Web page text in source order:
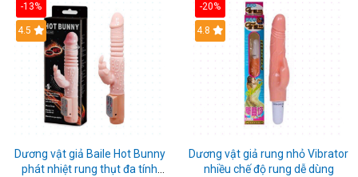
-13%
Hot
4.5
Dương vật giả Baile Hot Bunny
phát nhiệt rung thụt đa tính
-20%
Hot
4.8
Dương vật giả rung nhỏ Vibrator
nhiều chế độ rung dễ dùng